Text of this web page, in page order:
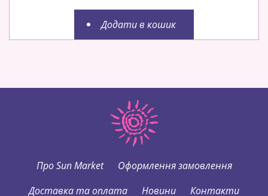
Додати в кошик
Про Sun Market
Оформлення замовлення
Доставка та оплата
Новини Контакти